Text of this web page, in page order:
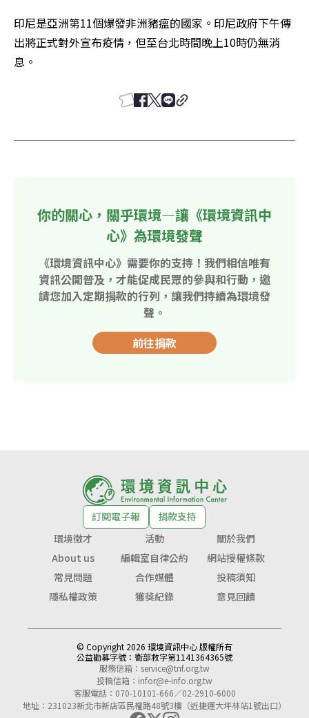
印尼是亞洲第11個爆發非洲豬瘟的國家。印尼政府下午傳
出將正式對外宣布疫情，但至台北時間晚上10時仍無消
息。
你的關心，關乎環境—讓《環境資訊中
心》為環境發聲
《環境資訊中心》需要你的支持！我們相信唯有
資訊公開普及，才能促成民眾的參與和行動，邀
請您加入定期捐款的行列，讓我們持續為環境發
聲。
前往捐款
訂閱電子報
捐款支持
環境徵才
活動
關於我們
About us
編輯室自律公約
網站授權條款
常見問題
合作媒體
投稿須知
隱私權政策
獲獎紀錄 意見回饋
© Copyright 2026 環境資訊中心 版權所有
公益勸募字號： 衛部救字第1141364365號
服務信箱： service@tnf.org.tw
投稿信箱： infor@e-info.org.tw
客服電話：070-10101-666／02-2910-6000
地址：231023新北市新店區民權路48號3樓（近捷運大坪林站1號出口）